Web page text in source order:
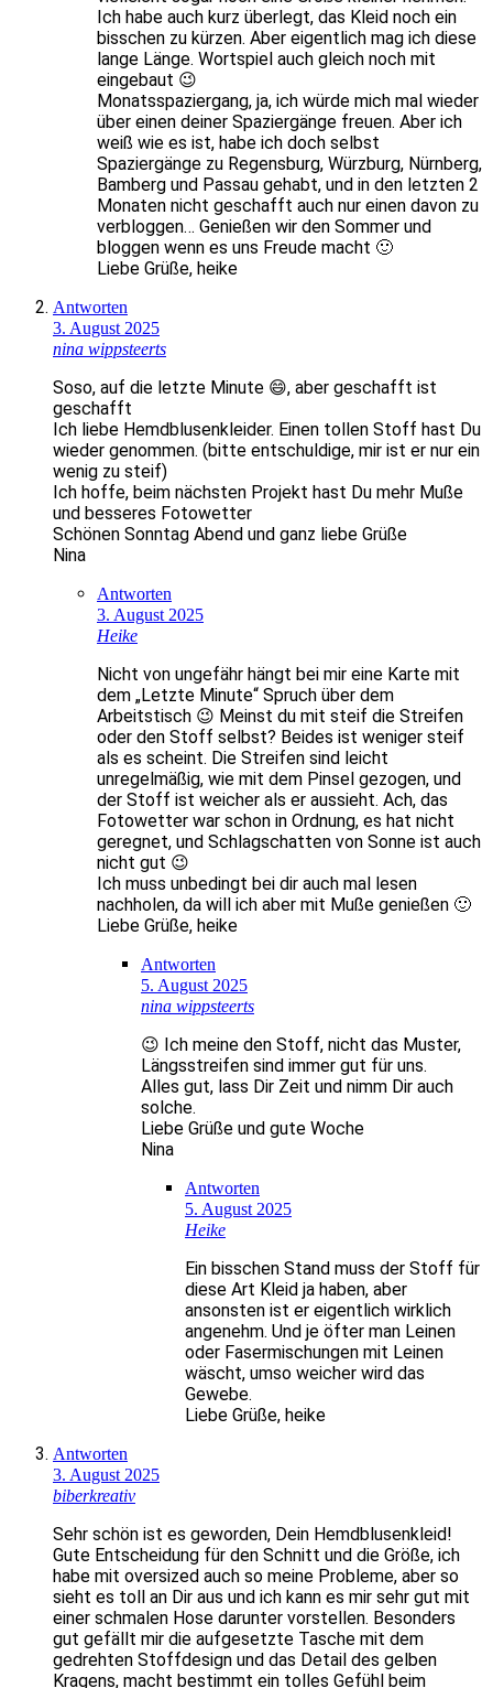
Ich habe auch kurz überlegt, das Kleid noch ein
bisschen zu kürzen. Aber eigentlich mag ich diese
lange Länge. Wortspiel auch gleich noch mit
eingebaut 😉
Monatsspaziergang, ja, ich würde mich mal wieder
über einen deiner Spaziergänge freuen. Aber ich
weiß wie es ist, habe ich doch selbst
Spaziergänge zu Regensburg, Würzburg, Nürnberg,
Bamberg und Passau gehabt, und in den letzten 2
Monaten nicht geschafft auch nur einen davon zu
verbloggen… Genießen wir den Sommer und
bloggen wenn es uns Freude macht 🙂
Liebe Grüße, heike
Antworten
3. August 2025
nina wippsteerts
Soso, auf die letzte Minute 😄, aber geschafft ist
geschafft
Ich liebe Hemdblusenkleider. Einen tollen Stoff hast Du
wieder genommen. (bitte entschuldige, mir ist er nur ein
wenig zu steif)
Ich hoffe, beim nächsten Projekt hast Du mehr Muße
und besseres Fotowetter
Schönen Sonntag Abend und ganz liebe Grüße
Nina
Antworten
3. August 2025
Heike
Nicht von ungefähr hängt bei mir eine Karte mit
dem „Letzte Minute“ Spruch über dem
Arbeitstisch 😉 Meinst du mit steif die Streifen
oder den Stoff selbst? Beides ist weniger steif
als es scheint. Die Streifen sind leicht
unregelmäßig, wie mit dem Pinsel gezogen, und
der Stoff ist weicher als er aussieht. Ach, das
Fotowetter war schon in Ordnung, es hat nicht
geregnet, und Schlagschatten von Sonne ist auch
nicht gut 😉
Ich muss unbedingt bei dir auch mal lesen
nachholen, da will ich aber mit Muße genießen 🙂
Liebe Grüße, heike
Antworten
5. August 2025
nina wippsteerts
😉 Ich meine den Stoff, nicht das Muster,
Längsstreifen sind immer gut für uns.
Alles gut, lass Dir Zeit und nimm Dir auch
solche.
Liebe Grüße und gute Woche
Nina
Antworten
5. August 2025
Heike
Ein bisschen Stand muss der Stoff für
diese Art Kleid ja haben, aber
ansonsten ist er eigentlich wirklich
angenehm. Und je öfter man Leinen
oder Fasermischungen mit Leinen
wäscht, umso weicher wird das
Gewebe.
Liebe Grüße, heike
Antworten
3. August 2025
biberkreativ
Sehr schön ist es geworden, Dein Hemdblusenkleid!
Gute Entscheidung für den Schnitt und die Größe, ich
habe mit oversized auch so meine Probleme, aber so
sieht es toll an Dir aus und ich kann es mir sehr gut mit
einer schmalen Hose darunter vorstellen. Besonders
gut gefällt mir die aufgesetzte Tasche mit dem
gedrehten Stoffdesign und das Detail des gelben
Kragens, macht bestimmt ein tolles Gefühl beim